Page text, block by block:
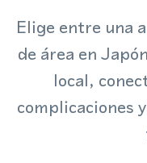
Elige entre una
de área en
local,
complicaciones